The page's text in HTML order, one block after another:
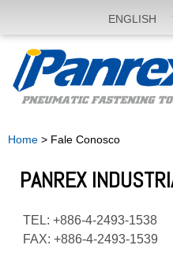
ENGLISH
notícia
Home > Fale Conosco
PANREX
TEL: +886-4-2493-1538
FAX: +886-4-2493-1539